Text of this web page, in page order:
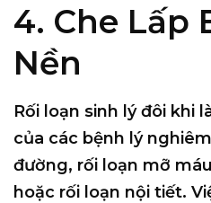
4. Che Lấp
Nền
Rối loạn sinh lý đôi khi
của các bệnh lý
đường, rối loạn mỡ
hoặc rối loạn nội tiết.